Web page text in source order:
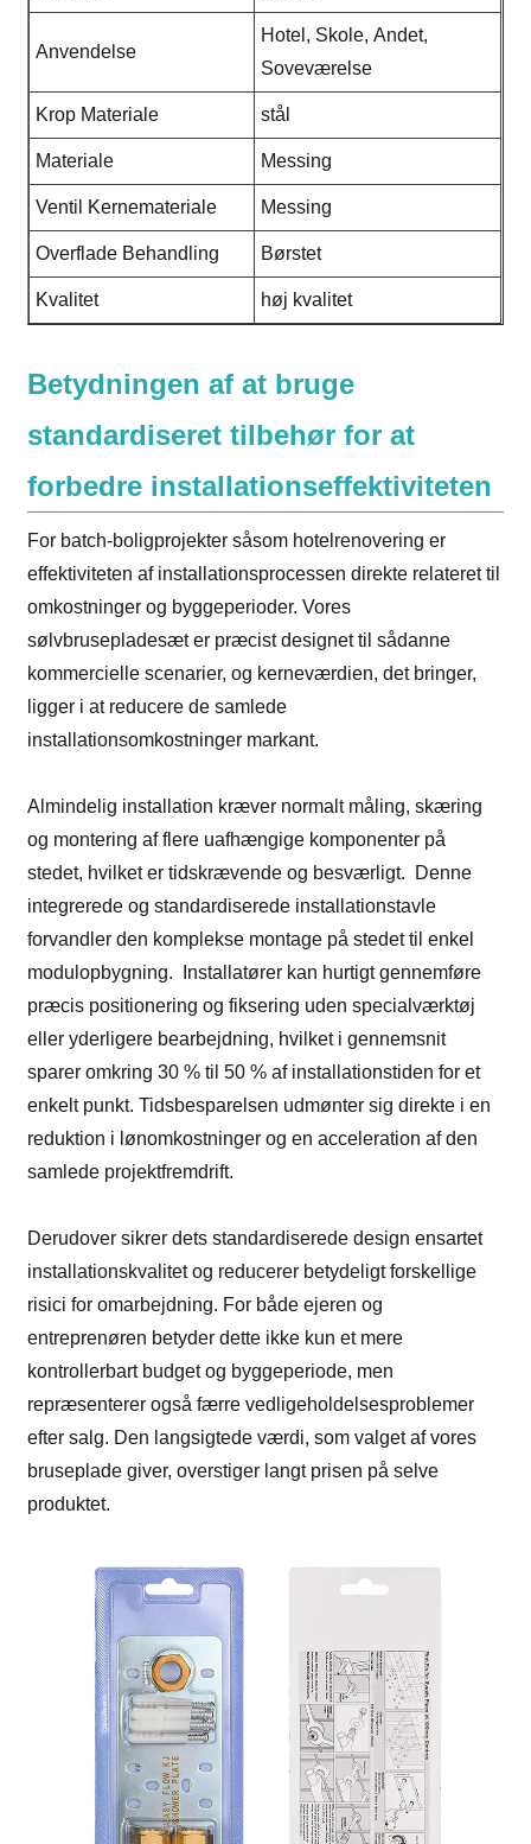
Anvendelse
Hotel, Skole, Andet,
Soveværelse
Krop Materiale stål
Materiale Messing
Ventil Kernemateriale Messing
Overflade Behandling Børstet
Kvalitet høj kvalitet
Betydningen af ​​at bruge
standardiseret tilbehør for at
forbedre installationseffektiviteten
For batch-boligprojekter såsom hotelrenovering er
effektiviteten af ​​installationsprocessen direkte relateret til
omkostninger og byggeperioder. Vores
sølvbrusepladesæt er præcist designet til sådanne
kommercielle scenarier, og kerneværdien, det bringer,
ligger i at reducere de samlede
installationsomkostninger markant.
Almindelig installation kræver normalt måling, skæring
og montering af flere uafhængige komponenter på
stedet, hvilket er tidskrævende og besværligt. Denne
integrerede og standardiserede installationstavle
forvandler den komplekse montage på stedet til enkel
modulopbygning. Installatører kan hurtigt gennemføre
præcis positionering og fiksering uden specialværktøj
eller yderligere bearbejdning, hvilket i gennemsnit
sparer omkring 30 % til 50 % af installationstiden for et
enkelt punkt. Tidsbesparelsen udmønter sig direkte i en
reduktion i lønomkostninger og en acceleration af den
samlede projektfremdrift.
Derudover sikrer dets standardiserede design ensartet
installationskvalitet og reducerer betydeligt forskellige
risici for omarbejdning. For både ejeren og
entreprenøren betyder dette ikke kun et mere
kontrollerbart budget og byggeperiode, men
repræsenterer også færre vedligeholdelsesproblemer
efter salg. Den langsigtede værdi, som valget af vores
bruseplade giver, overstiger langt prisen på selve
produktet.